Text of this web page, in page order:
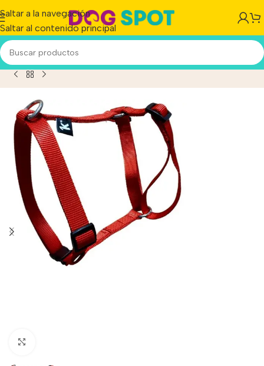
Saltar a la navegación
Saltar al contenido principal
/Arnes Perro Brakko Nylon Premium Fast Lock X-large